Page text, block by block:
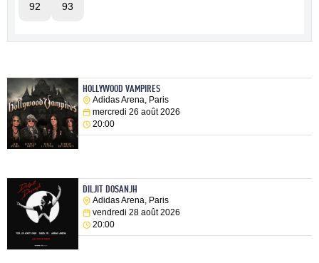
92 93
HOLLYWOOD VAMPIRES
Adidas Arena, Paris
mercredi 26 août 2026
20:00
DILJIT DOSANJH
Adidas Arena, Paris
vendredi 28 août 2026
20:00